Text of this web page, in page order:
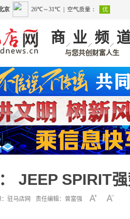
商 业 频
与您共创财富人生
JEEP SPIRIT
驻马店网 责任编辑：曾富强